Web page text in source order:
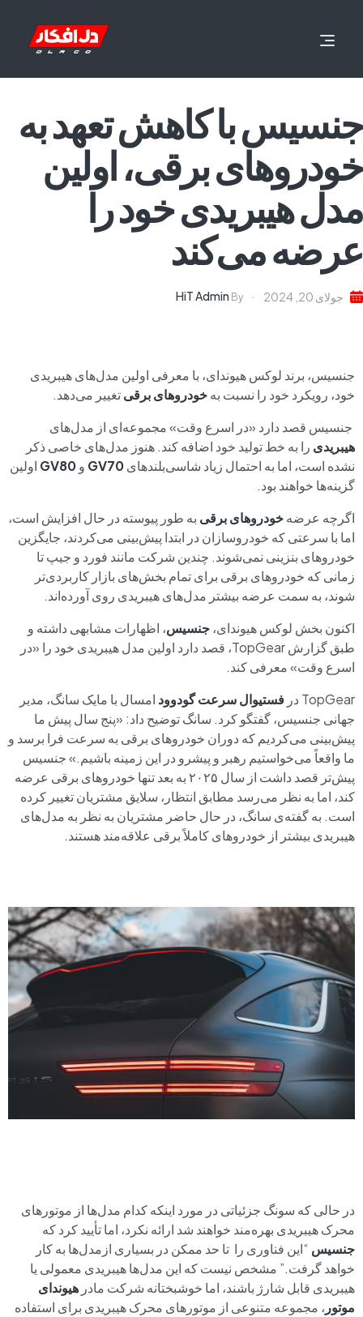
جنسیس با کاهش تعهد به
خودروهای برقی، اولین
مدل‌ هیبریدی خود را
عرضه می‌کند
جولای 20, 2024 By
HiT Admin
جنسیس، برند لوکس هیوندای، با معرفی اولین مدل‌های هیبریدی
خود، رویکرد خود را نسبت بهخودروهای برقیتغییر می‌دهد.
جنسیس قصد دارد «در اسرع وقت» مجموعه‌ای از مدل‌های
هیبریدی را به خط تولید خود اضافه کند. هنوز مدل‌های خاصی ذکر
نشده است، اما به احتمال زیاد شاسی‌بلندهایGV70 وGV80 اولین
گزینه‌ها خواهند بود.
اگرچه عرضهخودروهای برقی به طور پیوسته در حال افزایش است،
اما با سرعتی که خودروسازان در ابتدا پیش‌بینی می‌کردند، جایگزین
خودروهای بنزینی نمی‌شوند. چندین شرکت مانند فورد و جیپ تا
زمانی که خودروهای برقی برای تمام بخش‌های بازار کاربردی‌تر
شوند، به سمت عرضه بیشتر مدل‌های هیبریدی روی آورده‌اند.
اکنون بخش لوکس هیوندای،جنسیس، اظهارات مشابهی داشته و
طبق گزارش TopGear، قصد دارد اولین مدل هیبریدی خود را «در
اسرع وقت» معرفی کند.
TopGear در
فستیوال سرعت گودوود امسال با مایک سانگ، مدیر
جهانی جنسیس، گفتگو کرد. سانگ توضیح داد: «پنج سال پیش ما
پیش‌بینی می‌کردیم که دوران خودروهای برقی به سرعت فرا برسد و
ما واقعاً می‌خواستیم رهبر و پیشرو در این زمینه باشیم.» جنسیس
پیش‌تر قصد داشت از سال ۲۰۲۵ به بعد تنها خودروهای برقی عرضه
کند، اما به نظر می‌رسد مطابق انتظار، سلایق مشتریان تغییر کرده
است. به گفته‌ی سانگ، در حال حاضر مشتریان به نظر به مدل‌های
هیبریدی بیشتر از خودروهای کاملاً برقی علاقه‌مند هستند.
در حالی که سونگ جزئیاتی در مورد اینکه کدام مدل‌ها از موتورهای
محرک هیبریدی بهره‌مند خواهند شد ارائه نکرد، اما تأیید کرد که
جنسیس “این فناوری را تا حد ممکن در بسیاری ازمدل‌ها به کار
خواهد گرفت.” مشخص نیست که این مدل‌ها هیبریدی معمولی یا
هیبریدی قابل شارژ باشند، اما خوشبختانه شرکت مادر هیوندای
موتور ، مجموعه متنوعی از موتورهای محرک هیبریدی برای استفاده